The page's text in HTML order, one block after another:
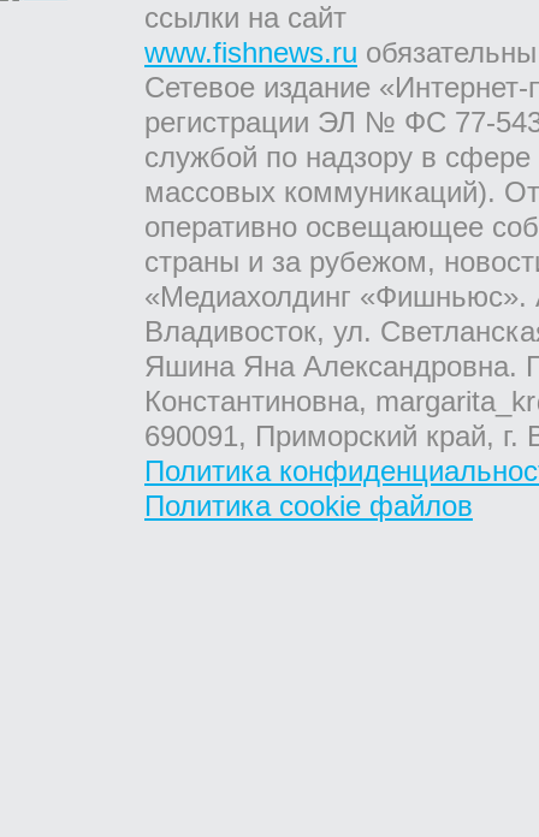
ссылки на сайт
www.fishnews.ru
Сетевое издание
регистрации ЭЛ № ФС 77-
службой по надзору в
массовых коммуникаций).
оперативно освещающее
страны и за рубежом,
«Медиахолдинг «Фишньюс».
Владивосток, ул.
Яшина Яна Александровна.
Константиновна,
690091, Приморский край,
Политика
Политика cookie файлов